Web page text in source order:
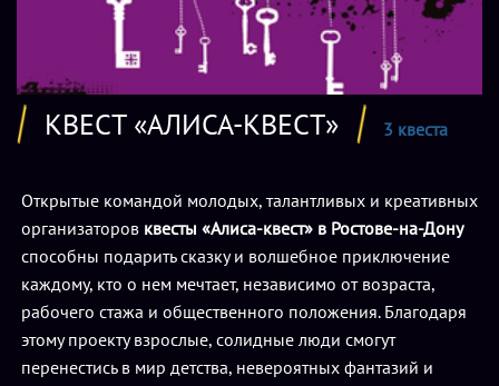
КВЕСТ «АЛИСА-КВЕСТ» 3 квеста
Открытые командой молодых, талантливых и креативных
организаторов квесты «Алиса-квест» в Ростове-на-Дону
способны подарить сказку и волшебное приключение
каждому, кто о нем мечтает, независимо от возраста,
рабочего стажа и общественного положения. Благодаря
этому проекту взрослые, солидные люди смогут
перенестись в мир детства, невероятных фантазий и